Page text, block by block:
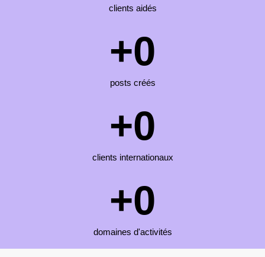
clients aidés
posts créés
+0
clients internationaux
+0
domaines d'activités
+0